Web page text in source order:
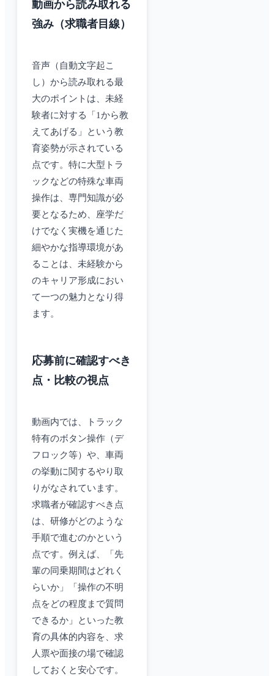
動画から読み取れる
強み（求職者目線）
音声（自動文字起こ
し）から読み取れる最
大のポイントは、未経
験者に対する「1から教
えてあげる」という教
育姿勢が示されている
点です。特に大型トラ
ックなどの特殊な車両
操作は、専門知識が必
要となるため、座学だ
けでなく実機を通じた
細やかな指導環境があ
ることは、未経験から
のキャリア形成におい
て一つの魅力となり得
ます。
応募前に確認すべき
点・比較の視点
動画内では、トラック
特有のボタン操作（デ
フロック等）や、車両
の挙動に関するやり取
りがなされています。
求職者が確認すべき点
は、研修がどのような
手順で進むのかという
点です。例えば、「先
輩の同乗期間はどれく
らいか」「操作の不明
点をどの程度まで質問
できるか」といった教
育の具体的内容を、求
人票や面接の場で確認
しておくと安心です。